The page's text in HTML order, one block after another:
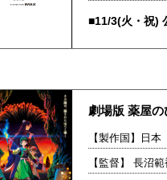
■11/3(火・祝)
劇場版 薬屋
【製作国】日
【監督】 長沼